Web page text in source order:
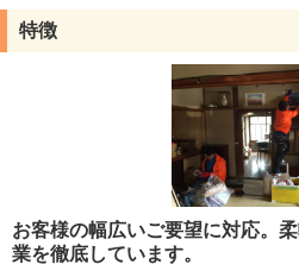
特徴
お客様の幅広いご要望に対応。
業を徹底しています。